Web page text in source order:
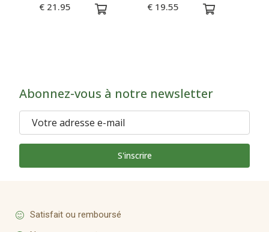
€ 21.95 € 19.55
Abonnez-vous à notre newsletter
S'inscrire
Satisfait ou remboursé